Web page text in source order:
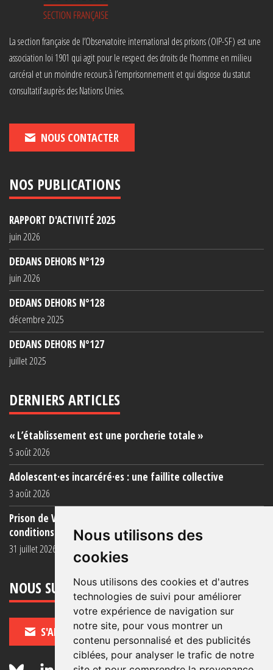
Nous utilisons des
cookies
Nous utilisons des cookies et d'autres
technologies de suivi pour améliorer
votre expérience de navigation sur
notre site, pour vous montrer un
contenu personnalisé et des publicités
ciblées, pour analyser le trafic de notre
La section française de l’Observatoire international des prisons (OIP-SF) est une
association loi 1901 qui agit pour le respect des droits de l’homme en milieu
carcéral et un moindre recours à l’emprisonnement et qui dispose du statut
consultatif auprès des Nations Unies.
NOUS CONTACTER
NOS PUBLICATIONS
RAPPORT D'ACTIVITÉ 2025
juin 2026
DEDANS DEHORS N°129
juin 2026
DEDANS DEHORS N°128
décembre 2025
DEDANS DEHORS N°127
juillet 2025
DERNIERS ARTICLES
« L’établissement est une porcherie totale »
5 août 2026
Adolescent·es incarcéré·es : une faillite collective
3 août 2026
Prison de Vendin-le-Vieil : témoignage de familles sur les
conditions (...)
31 juillet 2026
NOUS SUIVRE
S'ABONNER